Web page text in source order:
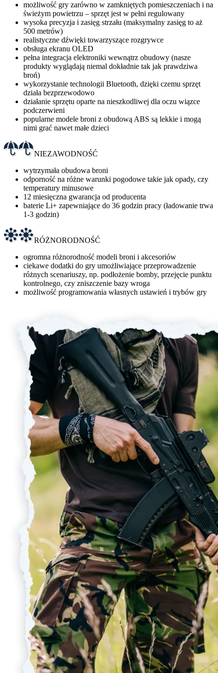
możliwość gry zarówno w zamkniętych pomieszczeniach i na
świeżym powietrzu – sprzęt jest w pełni regulowany
wysoka precyzja i zasięg strzału (maksymalny zasięg to aż
500 metrów)
realistyczne dźwięki towarzyszące rozgrywce
obsługa ekranu OLED
pełna integracja elektroniki wewnątrz obudowy (nasze
produkty wyglądają niemal dokładnie tak jak prawdziwa
broń)
wykorzystanie technologii Bluetooth, dzięki czemu sprzęt
działa bezprzewodowo
działanie sprzętu oparte na nieszkodliwej dla oczu wiązce
podczerwieni
popularne modele broni z obudową ABS są lekkie i mogą
nimi grać nawet małe dzieci
NIEZAWODNOŚĆ
wytrzymała obudowa broni
odporność na różne warunki pogodowe takie jak opady, czy
temperatury minusowe
12 miesięczna gwarancja od producenta
baterie Li+ zapewniające do 36 godzin pracy (ładowanie trwa
1-3 godzin)
RÓŻNORODNOŚĆ
ogromna różnorodność modeli broni i akcesoriów
ciekawe dodatki do gry umożliwiające przeprowadzenie
różnych scenariuszy, np. podłożenie bomby, przejęcie punktu
kontrolnego, czy zniszczenie bazy wroga
możliwość programowania własnych ustawień i trybów gry